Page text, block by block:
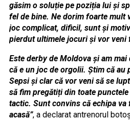
găsim o soluție pe poziția lui și
fel de bine. Ne dorim foarte mult
joc complicat, dificil, sunt și
pierdut ultimele jocuri și vor veni
Este derby de Moldova și am
că e un joc de orgolii. Știm că au
Sepsi și clar că vor veni să se
să fim pregătiți din toate
tactic. Sunt convins că echipa va
acasă”, a declarat antrenorul